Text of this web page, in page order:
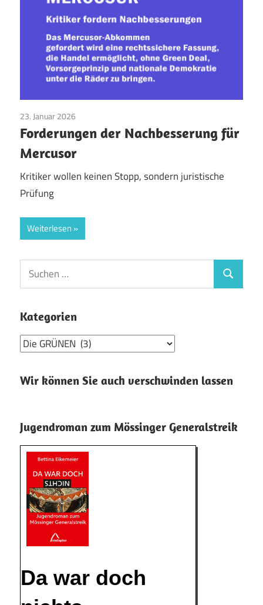
23. Januar 2026
Forderungen der Nachbesserung für
Mercusor
Kritiker wollen keinen Stopp, sondern juristische
Prüfung
Weiterlesen
Suchen
nach:
Suchen
Kategorien
Kategorien
Wir können Sie auch verschwinden lassen
Jugendroman zum Mössinger Generalstreik
Da war doch